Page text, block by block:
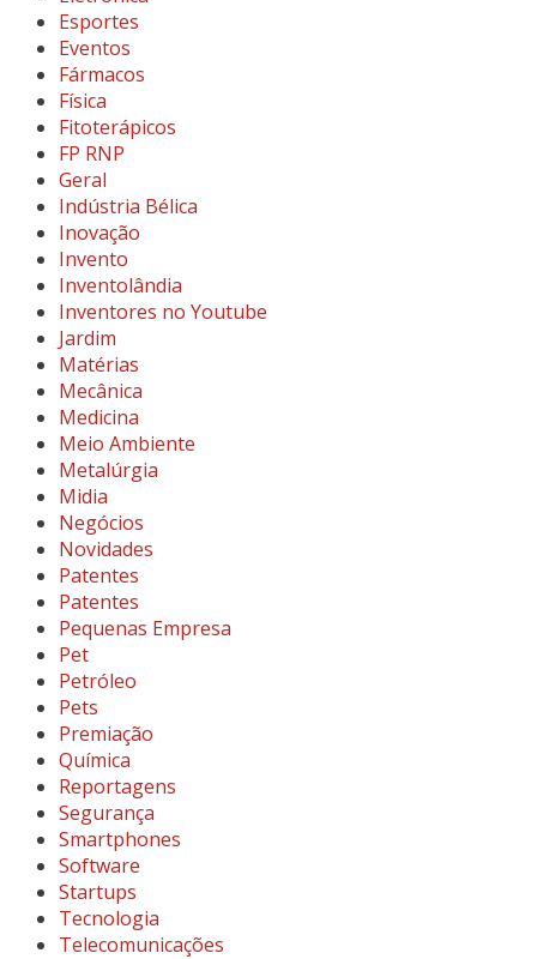
Esportes
Eventos
Fármacos
Física
Fitoterápicos
FP RNP
Geral
Indústria Bélica
Inovação
Invento
Inventolândia
Inventores no Youtube
Jardim
Matérias
Mecânica
Medicina
Meio Ambiente
Metalúrgia
Midia
Negócios
Novidades
Patentes
Patentes
Pequenas Empresa
Pet
Petróleo
Pets
Premiação
Química
Reportagens
Segurança
Smartphones
Software
Startups
Tecnologia
Telecomunicações